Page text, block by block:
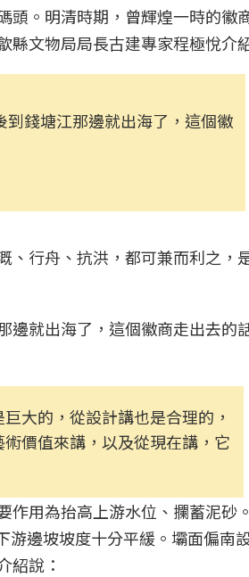
頭。明清時期，曾輝煌一時的徽
文物局局長古建專家程極悅介
錢塘江那邊就出海了，這個徽
、行舟、抗洪，都可兼而利之，
邊就出海了，這個徽商走出去的
大的，從設計講也是合理的，
價值來講，以及從現在講，它
作用為抬高上游水位、攔蓄泥砂
邊坡坡度十分平緩。壩面偏南
紹說：